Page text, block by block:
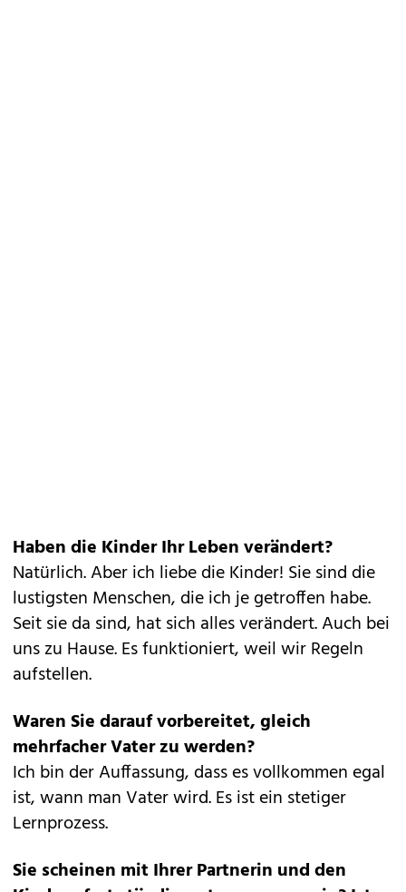
Haben die Kinder Ihr Leben verändert?
Natürlich. Aber ich liebe die Kinder! Sie sind die
lustigsten Menschen, die ich je getroffen habe.
Seit sie da sind, hat sich alles verändert. Auch bei
uns zu Hause. Es funktioniert, weil wir Regeln
aufstellen.
Waren Sie darauf vorbereitet, gleich
mehrfacher Vater zu werden?
Ich bin der Auffassung, dass es vollkommen egal
ist, wann man Vater wird. Es ist ein stetiger
Lernprozess.
Sie scheinen mit Ihrer Partnerin und den